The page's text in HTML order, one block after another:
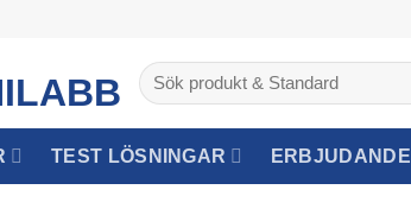
Sök
efter:
TEST LÖSNINGAR ERBJUDANDE